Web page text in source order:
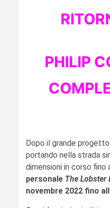
PHILIP
Dopo il grande
portando nella strada
dimensioni in corso fino
personale The Lobster
novembre 2022 fino